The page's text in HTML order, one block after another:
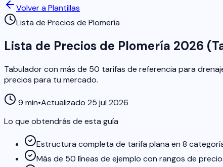
Volver a Plantillas
Lista de Precios de Plomería
Lista de Precios de Plomería 2026
Tabulador con más de 50 tarifas de referencia para
precios para tu mercado.
9 min•Actualizado 25 jul 2026
Lo que obtendrás de esta guía
Estructura completa de tarifa plana en 8
Más de 50 líneas de ejemplo con rangos de